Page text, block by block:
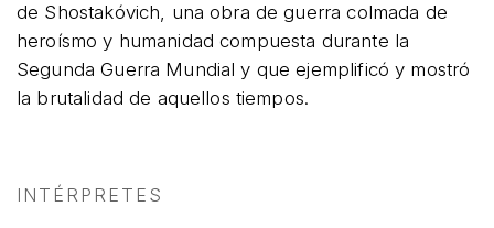
de Shostakóvich, una obra de guerra colmada de
heroísmo y humanidad compuesta durante la
Segunda Guerra Mundial y que ejemplificó y mostró
la brutalidad de aquellos tiempos.
INTÉRPRETES